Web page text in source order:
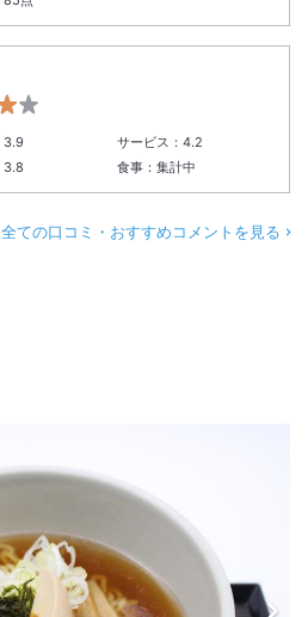
3.9 サービス：4.2
3.8 食事：集計中
全ての口コミ・おすすめコメントを見る